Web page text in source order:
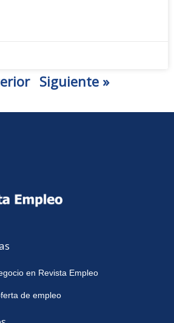
Siguiente »
en Revista Empleo
de empleo